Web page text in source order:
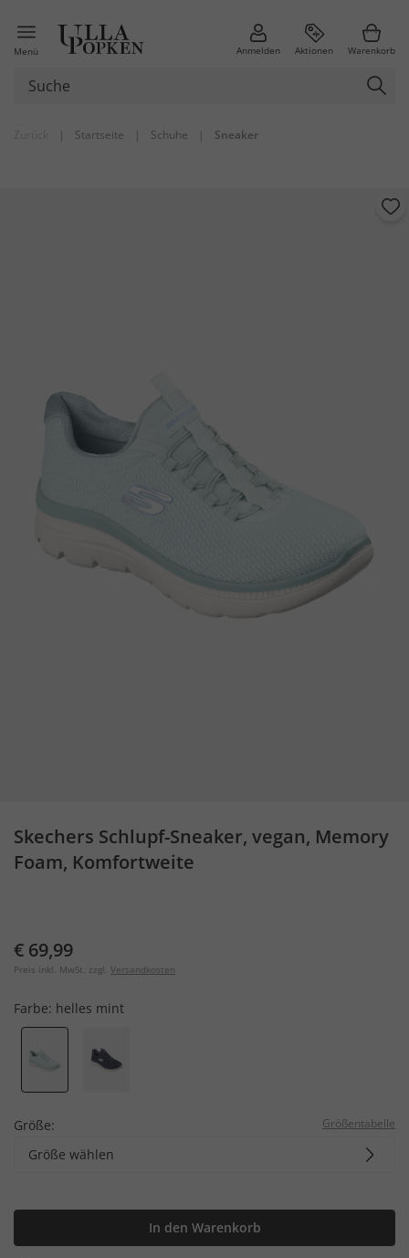
Menü Anmelden Aktionen Warenkorb
| Startseite | Schuhe | Sneaker
Skechers Schlupf-Sneaker, vegan, Memory
Foam, Komfortweite
€ 69,99
Preis inkl. MwSt. zzgl. Versandkosten
Farbe: helles mint
Größe: Größentabelle
Größe wählen
In den Warenkorb